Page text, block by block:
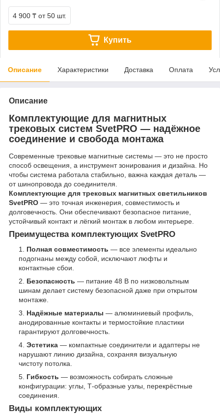
4 900 ₸ от 50 шт.
Купить
Описание Характеристики Доставка Оплата
Описание
Комплектующие для магнитных
трековых систем SvetPRO — надёжное
соединение и свобода монтажа
Современные трековые магнитные системы — это не просто
способ освещения, а инструмент зонирования и дизайна. Но
чтобы система работала стабильно, важна каждая деталь —
от шинопровода до соединителя.
Комплектующие для трековых магнитных светильников
SvetPRO — это точная инженерия, совместимость и
долговечность. Они обеспечивают безопасное питание,
устойчивый контакт и лёгкий монтаж в любом интерьере.
Преимущества комплектующих SvetPRO
Полная совместимость — все элементы идеально
подогнаны между собой, исключают люфты и
контактные сбои.
Безопасность — питание 48 В по низковольтным
шинам делает систему безопасной даже при открытом
монтаже.
Надёжные материалы — алюминиевый профиль,
анодированные контакты и термостойкие пластики
гарантируют долговечность.
Эстетика — компактные соединители и адаптеры не
нарушают линию дизайна, сохраняя визуальную
чистоту потолка.
Гибкость — возможность собирать сложные
конфигурации: углы, Т-образные узлы, перекрёстные
соединения.
Виды комплектующих